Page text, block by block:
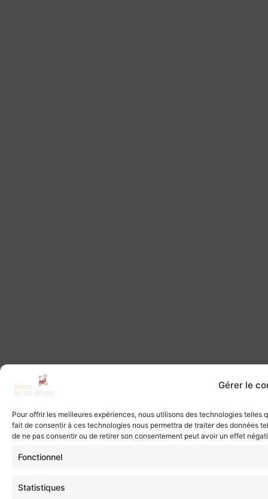
Gérer le
Pour offrir les meilleures expériences, nous utilisons des technologies
fait de consentir à ces technologies nous permettra de traiter des données
de ne pas consentir ou de retirer son consentement peut avoir un effet
Fonctionnel
Statistiques